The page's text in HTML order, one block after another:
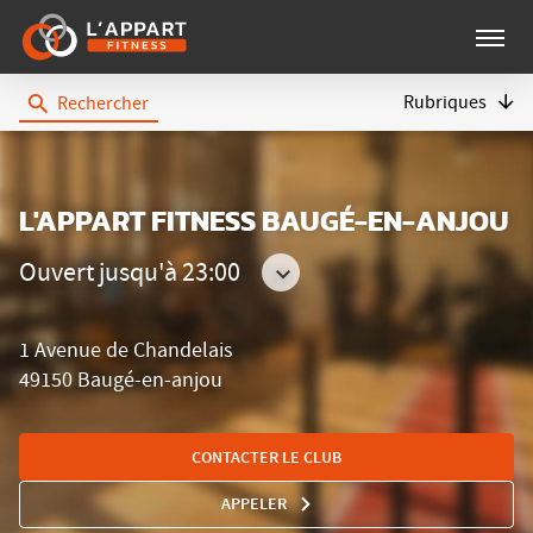
Menu
Rechercher
Rubriques
L'Appart
L'APPART FITNESS BAUGÉ-EN-ANJOU
Ouvert jusqu'à 23:00
Consulter
les
horaires
1 Avenue de Chandelais
49150 Baugé-en-anjou
CONTACTER LE CLUB
APPELERAFFICHER